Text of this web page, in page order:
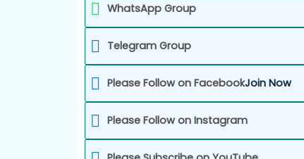
WhatsApp Group
Telegram Group
Please Follow on FacebookJoin Now
Please Follow on Instagram